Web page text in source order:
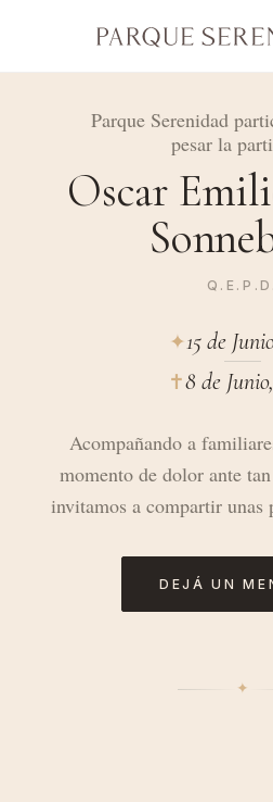
Parque Serenidad
pesar la
Oscar
Q.E.P.D.
✦︎15 de
✝︎8 de
Acompañando a
momento de dolor ante
invitamos a compartir unas
DEJÁ UN
✦︎